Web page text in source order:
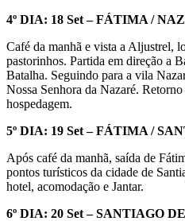
4º DIA: 18 Set – FÁTIMA /
Café da manhã e vista a Aljustrel,
pastorinhos. Partida em direção a
Batalha. Seguindo para a vila
Nossa Senhora da Nazaré.
hospedagem.
5º DIA: 19 Set – FÁTIMA /
Após café da manhã, saída de
pontos turísticos da cidade de
hotel, acomodação e Jantar.
6º DIA: 20 Set – SANTIAGO